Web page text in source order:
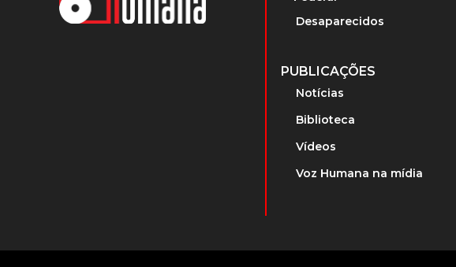
Desaparecidos
PUBLICAÇÕES
Notícias
Biblioteca
Vídeos
Voz Humana na mídia